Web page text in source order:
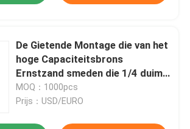
De Gietende Montage die van het
hoge Capaciteitsbrons
Ernstzand smeden die 1/4 duim
en 3/8 inchesand gieten 1/2 duim
MOQ：1000pcs
Prijs：USD/EURO